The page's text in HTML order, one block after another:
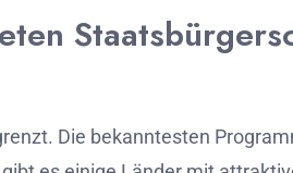
Die bekanntesten